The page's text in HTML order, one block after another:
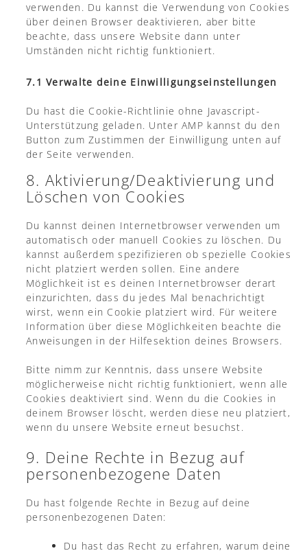
verwenden. Du kannst die Verwendung von Cookies
über deinen Browser deaktivieren, aber bitte
beachte, dass unsere Website dann unter
Umständen nicht richtig funktioniert.
7.1 Verwalte deine Einwilligungseinstellungen
Du hast die Cookie-Richtlinie ohne Javascript-
Unterstützung geladen. Unter AMP kannst du den
Button zum Zustimmen der Einwilligung unten auf
der Seite verwenden.
8. Aktivierung/Deaktivierung und
Löschen von Cookies
Du kannst deinen Internetbrowser verwenden um
automatisch oder manuell Cookies zu löschen. Du
kannst außerdem spezifizieren ob spezielle Cookies
nicht platziert werden sollen. Eine andere
Möglichkeit ist es deinen Internetbrowser derart
einzurichten, dass du jedes Mal benachrichtigt
wirst, wenn ein Cookie platziert wird. Für weitere
Information über diese Möglichkeiten beachte die
Anweisungen in der Hilfesektion deines Browsers.
Bitte nimm zur Kenntnis, dass unsere Website
möglicherweise nicht richtig funktioniert, wenn alle
Cookies deaktiviert sind. Wenn du die Cookies in
deinem Browser löscht, werden diese neu platziert,
wenn du unsere Website erneut besuchst.
9. Deine Rechte in Bezug auf
personenbezogene Daten
Du hast folgende Rechte in Bezug auf deine
personenbezogenen Daten:
Du hast das Recht zu erfahren, warum deine